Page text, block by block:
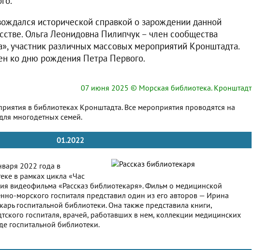
исторической справкой о зарождении данной
Ольга Леонидовна Пилипчук – член сообщества
участник различных массовых мероприятий Кронштадта.
ко дню рождения Петра Первого.
07 июня 2025 © Морская библиотека. Кронштадт
в библиотеках Кронштадта. Все мероприятия проводятся на
многодетных семей.
01.2022
2022 года в
в рамках цикла «Час
видеофильма «Рассказ библиотекаря». Фильм о медицинской
морского госпиталя представил один из его авторов — Ирина
госпитальной библиотеки. Она также представила книги,
госпиталя, врачей, работавших в нем, коллекции медицинских
госпитальной библиотеки.